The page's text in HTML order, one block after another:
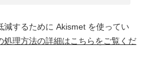
減するために Akismet を使ってい
処理方法の詳細はこちらをご覧くだ